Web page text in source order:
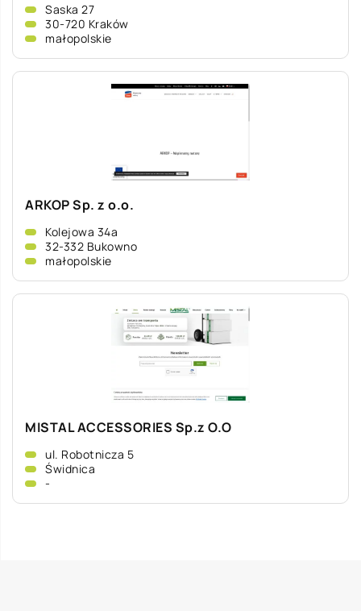
Saska 27
30-720 Kraków
małopolskie
ARKOP Sp. z o.o.
Kolejowa 34a
32-332 Bukowno
małopolskie
MISTAL ACCESSORIES Sp.z O.O
ul. Robotnicza 5
Świdnica
-